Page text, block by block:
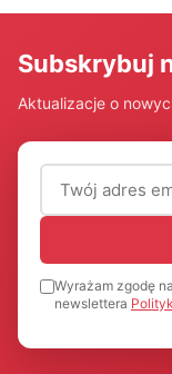
Subskrybuj
Aktualizacje o
Adres email
Wyrażam zgodę
newslettera